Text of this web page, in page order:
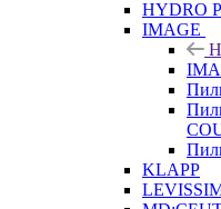
HYDRO
IMAGE
KLAPP